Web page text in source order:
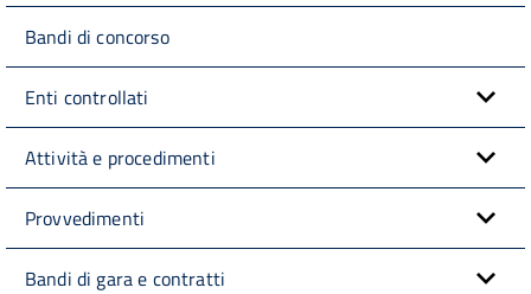
Bandi di concorso
Enti controllati
Attività e procedimenti
Provvedimenti
Bandi di gara e contratti